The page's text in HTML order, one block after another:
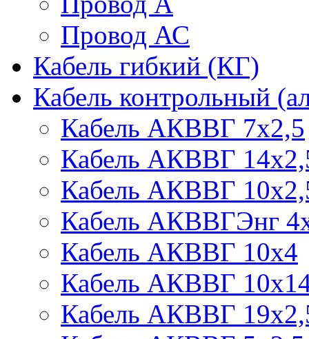
Провод АС
Кабель гибкий (КГ)
Кабель контрольный
Кабель АКВВГ 7х2,5
Кабель АКВВГ
Кабель АКВВГ
Кабель АКВВГЭнг
Кабель АКВВГ 10х4
Кабель АКВВГ
Кабель АКВВГ